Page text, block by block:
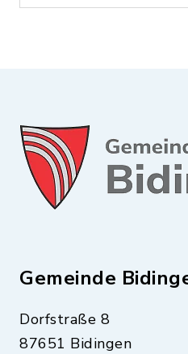
Gemeinde
Dorfstraße 8
87651 Bidingen